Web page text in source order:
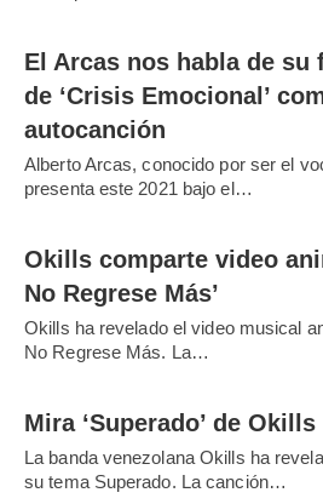
El Arcas nos habla de su
de ‘Crisis Emocional’
autocanción
Alberto Arcas, conocido por ser el
presenta este 2021 bajo el…
Okills comparte video
No Regrese Más’
Okills ha revelado el video musical
No Regrese Más. La…
Mira ‘Superado’ de Okills
La banda venezolana Okills ha
su tema Superado. La canción…